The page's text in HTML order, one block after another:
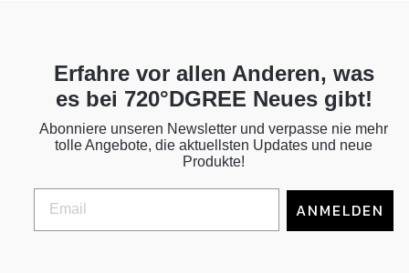
Erfahre vor allen Anderen, was
es bei 720°DGREE Neues gibt!
Abonniere unseren Newsletter und verpasse nie mehr
tolle Angebote, die aktuellsten Updates und neue
Produkte!
ANMELDEN